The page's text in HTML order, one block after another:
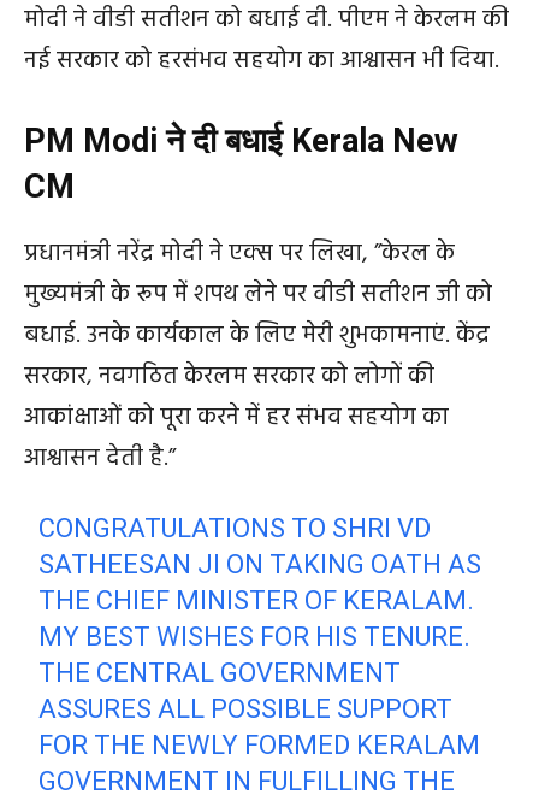
मोदी ने वीडी सतीशन को बधाई दी. पीएम ने केरलम की
नई सरकार को हरसंभव सहयोग का आश्वासन भी दिया.
PM Modi ने दी बधाई Kerala New
CM
प्रधानमंत्री नरेंद्र मोदी ने एक्स पर लिखा, ”केरल के
मुख्यमंत्री के रूप में शपथ लेने पर वीडी सतीशन जी को
बधाई. उनके कार्यकाल के लिए मेरी शुभकामनाएं. केंद्र
सरकार, नवगठित केरलम सरकार को लोगों की
आकांक्षाओं को पूरा करने में हर संभव सहयोग का
आश्वासन देती है.”
CONGRATULATIONS TO SHRI VD
SATHEESAN JI ON TAKING OATH AS
THE CHIEF MINISTER OF KERALAM.
MY BEST WISHES FOR HIS TENURE.
THE CENTRAL GOVERNMENT
ASSURES ALL POSSIBLE SUPPORT
FOR THE NEWLY FORMED KERALAM
GOVERNMENT IN FULFILLING THE